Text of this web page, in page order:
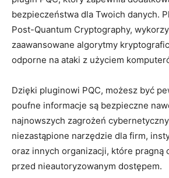
bezpieczeństwa dla Twoich danych.
Post-Quantum⁢ Cryptography,
zaawansowane algorytmy
odporne‌ na ataki z użyciem
Dzięki pluginowi PQC, możesz być
⁤poufne informacje ​są bezpieczne
najnowszych zagrożeń
niezastąpione⁤ narzędzie⁣ dla firm,‌
oraz innych organizacji, które pragną‌
przed​ nieautoryzowanym dostępem.